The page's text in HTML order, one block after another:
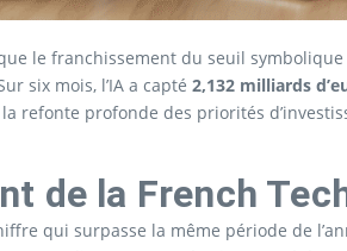
le franchissement du seuil
six mois, l’IA a capté 2,132 milliards
refonte profonde des priorités
de la French
qui surpasse la même période de